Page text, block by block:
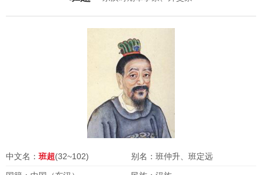
中文名： 班超(32~102) 别名：班仲升、班定远